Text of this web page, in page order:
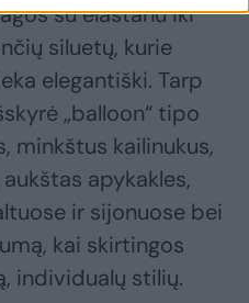
su elastanu iki
siluetų, kurie
elegantiški. Tarp
„balloon“ tipo
minkštus kailinukus,
apykakles,
ir sijonuose bei
kai skirtingos
individualų stilių.